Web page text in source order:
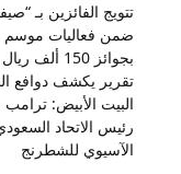
تتويج الفائزين بـ
ضمن فعاليات موسم
بجوائز 150 ألف ريال
تقرير يكشف دوافع
البيت الأبيض:
رئيس الاتحاد
الآسيوي للشطرنج